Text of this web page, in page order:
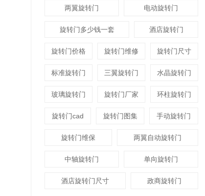
两翼旋转门 电动旋转门
旋转门多少钱一套 酒店旋转门
旋转门价格 旋转门维修 旋转门尺寸
标准旋转门 三翼旋转门 水晶旋转门
玻璃旋转门 旋转门厂家 环柱旋转门
旋转门cad 旋转门图集 手动旋转门
旋转门维保 两翼自动旋转门
中轴旋转门 单向旋转门
酒店旋转门尺寸 政商旋转门